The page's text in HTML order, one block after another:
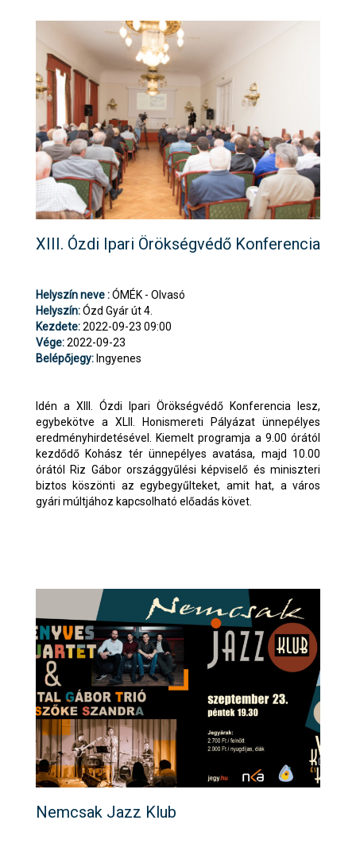
XIII. Ózdi Ipari Örökségvédő Konferencia
Helyszín neve :ÓMÉK - Olvasó
Helyszín:Ózd Gyár út 4.
Kezdete:2022-09-23 09:00
Vége:2022-09-23
Belépőjegy: Ingyenes
Idén a XIII. Ózdi Ipari Örökségvédő Konferencia lesz,
egybekötve a XLII. Honismereti Pályázat ünnepélyes
eredményhirdetésével. Kiemelt programja a 9.00 órától
kezdődő Kohász tér ünnepélyes avatása, majd 10.00
órától Riz Gábor országgyűlési képviselő és miniszteri
biztos köszönti az egybegyűlteket, amit hat, a város
gyári múltjához kapcsolható előadás követ.
Nemcsak Jazz Klub